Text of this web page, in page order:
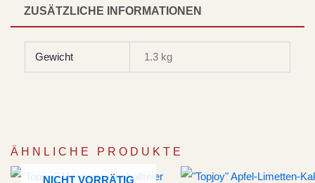
ZUSÄTZLICHE INFORMATIONEN
Gewicht 1.3 kg
ÄHNLICHE PRODUKTE
NICHT VORRÄTIG